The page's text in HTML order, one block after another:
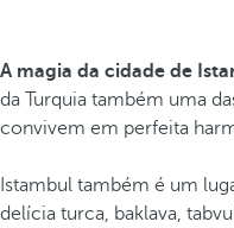
A magia da cidade de
da Turquia também uma
convivem em perfeita
Istambul também é um
delícia turca, baklava,